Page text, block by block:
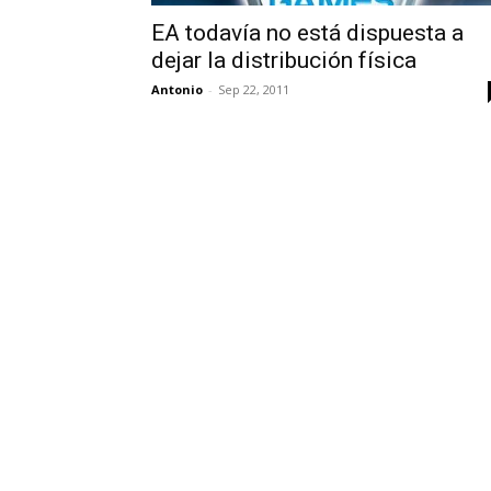
EA todavía no está dispuesta a
dejar la distribución física
Antonio - Sep 22, 2011